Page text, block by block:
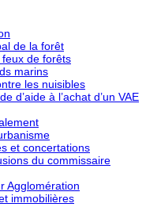
de la forêt
de forêts
marins
les nuisibles
d’aide à l’achat d’un VAE
et concertations
du commissaire
Agglomération
immobilières